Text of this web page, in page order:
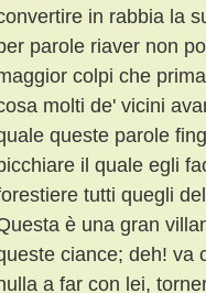
in rabbia la
parole riaver non
colpi che
molti de' vicini
queste parole
il quale egli
tutti quegli
è una gran
ciance; deh! va
a far con lei,